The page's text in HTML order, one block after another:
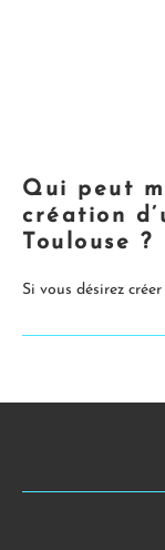
Qui peut
création
Toulouse ?
Si vous désirez